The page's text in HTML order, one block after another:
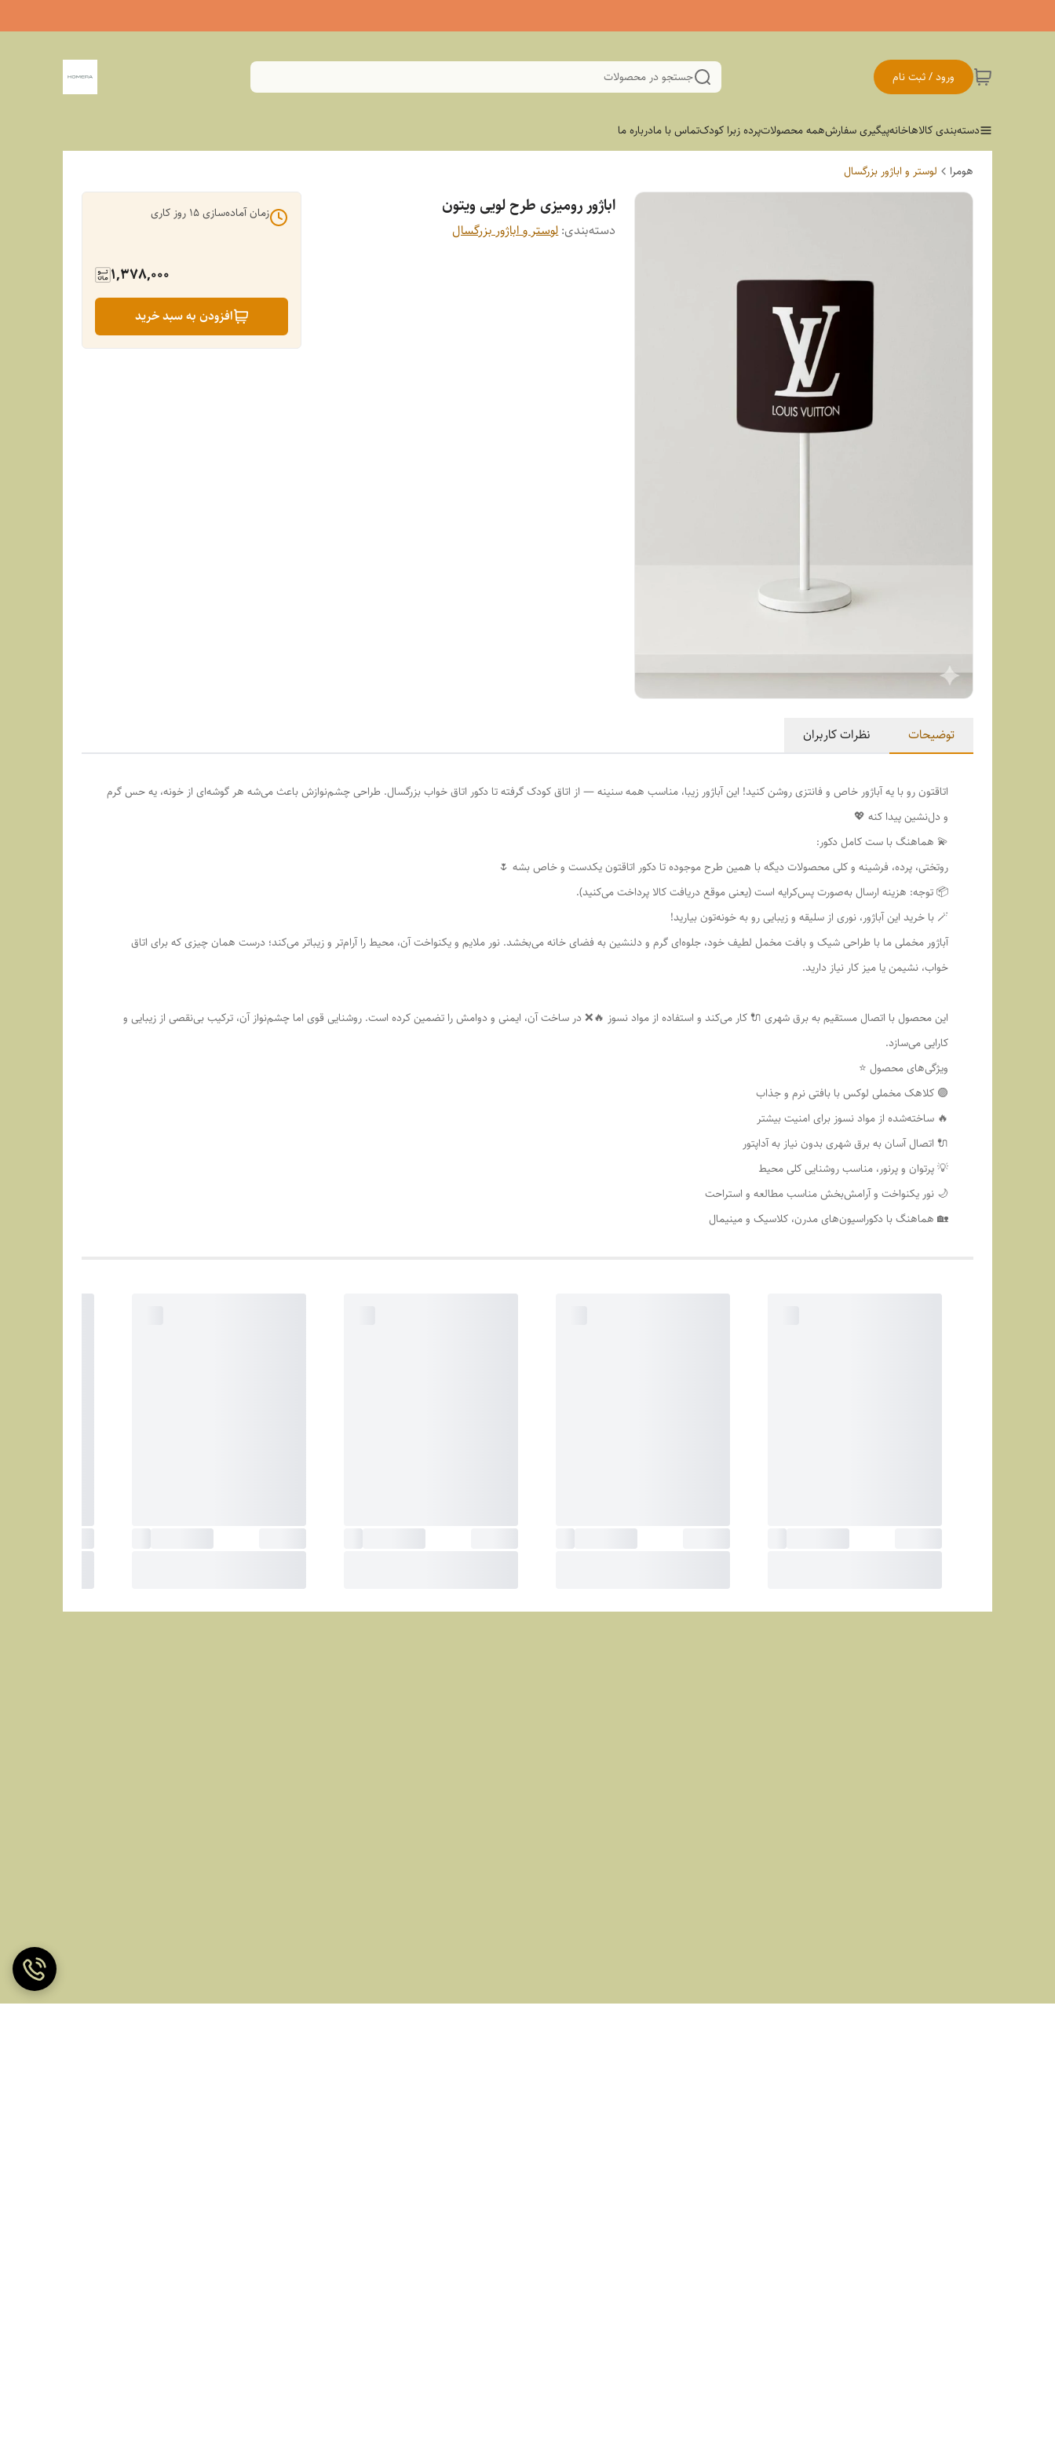
ورود / ثبت نام جستجو در محصولات
دسته‌بندی کالاهاخانهپیگیری سفارشهمه محصولاتپرده زبرا کودکتماس با مادرباره ما
هومرا لوستر و اباژور بزرگسال
اباژور رومیزی طرح لویی ویتون
دسته‌بندی:لوستر و اباژور بزرگسال
زمان آماده‌سازی15 روز کاری
1,378,000
افزودن به سبد خرید
توضیحات نظرات کاربران
اتاقتون رو با یه آباژور خاص و فانتزی روشن کنید! این آباژور زیبا، مناسب همه سنینه — از اتاق کودک گرفته تا دکور اتاق خواب بزرگسال. طراحی چشم‌نوازش باعث می‌شه هر گوشه‌ای از خونه، یه حس گرم
و دل‌نشین پیدا کنه 💖
💫 هماهنگ با ست کامل دکور:
روتختی، پرده، فرشینه و کلی محصولات دیگه با همین طرح موجوده تا دکور اتاقتون یکدست و خاص بشه 🌷
📦 توجه: هزینه ارسال به‌صورت پس‌کرایه است (یعنی موقع دریافت کالا پرداخت می‌کنید).
🪄 با خرید این آباژور، نوری از سلیقه و زیبایی رو به خونه‌تون بیارید!
آباژور مخملی ما با طراحی شیک و بافت مخمل لطیف خود، جلوه‌ای گرم و دلنشین به فضای خانه می‌بخشد. نور ملایم و یکنواخت آن، محیط را آرام‌تر و زیباتر می‌کند؛ درست همان چیزی که برای اتاق
خواب، نشیمن یا میز کار نیاز دارید.
این محصول با اتصال مستقیم به برق شهری 🔌 کار می‌کند و استفاده از مواد نسوز 🔥❌ در ساخت آن، ایمنی و دوامش را تضمین کرده است. روشنایی قوی اما چشم‌نواز آن، ترکیب بی‌نقصی از زیبایی و
کارایی می‌سازد.
ویژگی‌های محصول ⭐
🟣 کلاهک مخملی لوکس با بافتی نرم و جذاب
🔥 ساخته‌شده از مواد نسوز برای امنیت بیشتر
🔌 اتصال آسان به برق شهری بدون نیاز به آداپتور
💡 پرتوان و پرنور، مناسب روشنایی کلی محیط
🌙 نور یکنواخت و آرامش‌بخش مناسب مطالعه و استراحت
🏡 هماهنگ با دکوراسیون‌های مدرن، کلاسیک و مینیمال